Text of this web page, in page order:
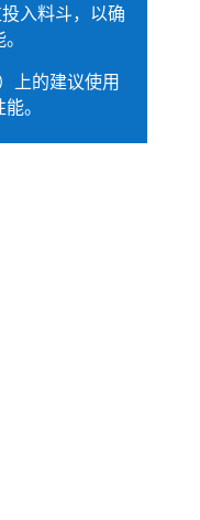
入料斗，以确
上的建议使用
。